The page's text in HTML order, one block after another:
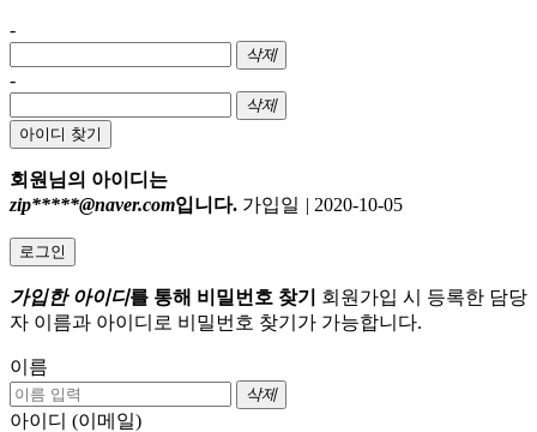
-
삭제
-
삭제
아이디 찾기
회원님의 아이디는
zip*****@naver.com입니다. 가입일 | 2020-10-05
로그인
가입한 아이디를 통해 비밀번호 찾기
회원가입 시 등록한 담당
자 이름과 아이디로 비밀번호 찾기가 가능합니다.
이름
삭제
아이디 (이메일)